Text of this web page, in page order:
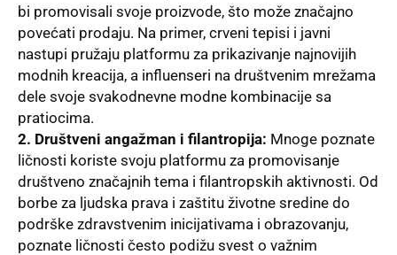
bi promovisali svoje proizvode, što može značajno
povećati prodaju. Na primer, crveni tepisi i javni
nastupi pružaju platformu za prikazivanje najnovijih
modnih kreacija, a influenseri na društvenim mrežama
dele svoje svakodnevne modne kombinacije sa
pratiocima.
2. Društveni angažman i filantropija: Mnoge poznate
ličnosti koriste svoju platformu za promovisanje
društveno značajnih tema i filantropskih aktivnosti. Od
borbe za ljudska prava i zaštitu životne sredine do
podrške zdravstvenim inicijativama i obrazovanju,
poznate ličnosti često podižu svest o važnim